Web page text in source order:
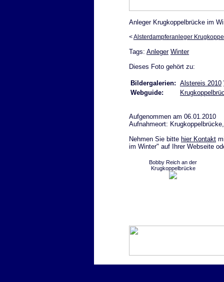
Anleger Krugkoppelbrücke im
<Alsterdampferanleger
Tags: Anleger Winter
Dieses Foto gehört zu:
Bildergalerien: Alstereis 2010
Webguide:
Aufgenommen am 06.01.2010
Aufnahmeort:
Nehmen Sie bitte hier Kontakt
im Winter" auf Ihrer Webseite
Bobby Reich an der
Krugkoppelbrücke